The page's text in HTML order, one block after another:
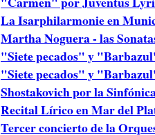
La Isarphilarmonie en
Martha Noguera - las
"Siete pecados" y
"Siete pecados" y
Shostakovich por la
Recital Lírico en Mar del
Tercer concierto de la